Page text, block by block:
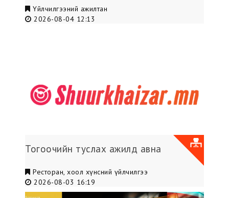
Үйлчилгээний ажилтан
2026-08-04 12:13
Тогоочийн туслах ажилд авна
Ресторан, хоол хүнсний үйлчилгээ
2026-08-03 16:19